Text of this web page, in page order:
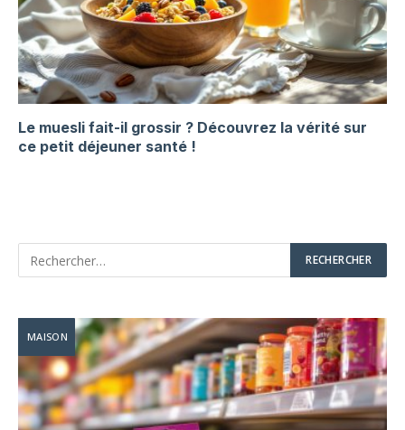
Le muesli fait-il grossir ? Découvrez la vérité sur
ce petit déjeuner santé !
MAISON